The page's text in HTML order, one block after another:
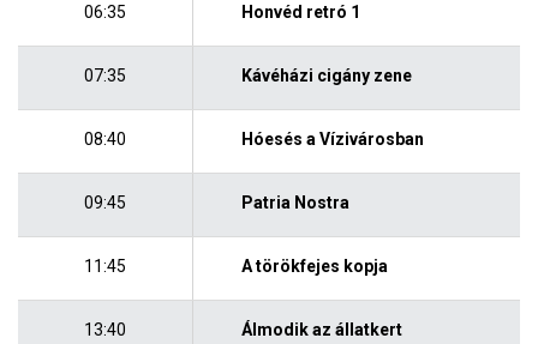
06:35 Honvéd retró 1
07:35 Kávéházi cigány zene
08:40 Hóesés a Vízivárosban
09:45 Patria Nostra
11:45 A törökfejes kopja
13:40 Álmodik az állatkert